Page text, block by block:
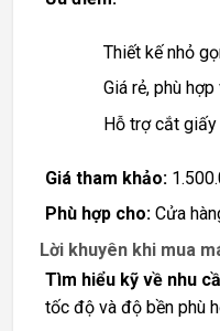
Thiết kế nhỏ
Giá rẻ, phù
Hỗ trợ cắt
Giá tham khảo:
Phù hợp cho:Cửa
Lời khuyên khi mua
Tìm hiểu kỹ về nhu
tốc độ và độ bền phù